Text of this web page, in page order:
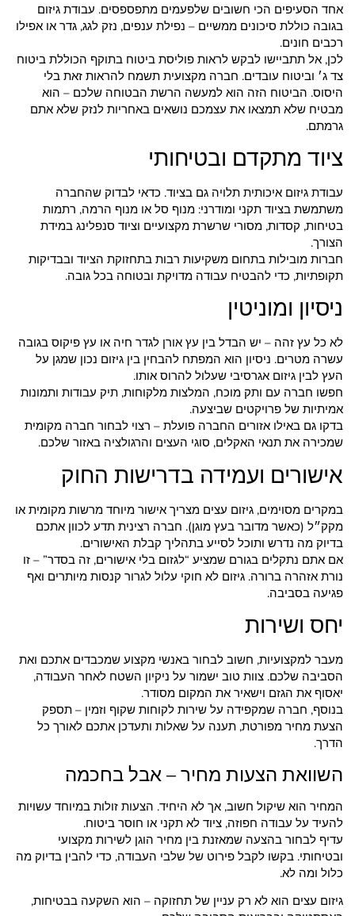
אחד הסעיפים הכי חשובים שלפעמים מתפספסים. עבודת גיזום
בגובה כוללת סיכונים ממשיים – נפילת ענפים, נזק לגג, גדר או אפילו
רכבים חונים.
לכן, אל תתביישו לבקש לראות פוליסת ביטוח בתוקף הכוללת ביטוח
צד ג׳ וביטוח עובדים. חברה מקצועית תשמח להראות זאת בלי
היסוס. הביטוח הזה הוא למעשה הרשת הבטוחה שלכם – הוא
מבטיח שלא תמצאו את עצמכם נושאים באחריות לנזק שלא אתם
גרמתם.
ציוד מתקדם ובטיחותי
עבודת גיזום איכותית תלויה גם בציוד. כדאי לבדוק שהחברה
משתמשת בציוד תקני ומודרני: מנוף סל או מנוף הרמה, רתמות
בטיחות, קסדות, מסורי שרשרת מקצועיים וציוד סנפלינג במידת
הצורך.
חברות מובילות בתחום משקיעות רבות בתחזוקת הציוד ובבדיקות
תקופתיות, כדי להבטיח עבודה מדויקת ובטוחה בכל גובה.
ניסיון ומוניטין
לא כל עץ זהה – יש הבדל בין עץ אורן לגדר חיה או עץ פיקוס בגובה
עשרה מטרים. ניסיון הוא המפתח להבחין בין גיזום נכון שמגן על
העץ לבין גיזום אגרסיבי שעלול להרוס אותו.
חפשו חברה עם ותק מוכח, המלצות מלקוחות, תיק עבודות ותמונות
אמיתיות של פרויקטים שביצעה.
בדקו גם באילו אזורים החברה פועלת – רצוי לבחור חברה מקומית
שמכירה את תנאי האקלים, סוגי העצים והרגולציה באזור שלכם.
אישורים ועמידה בדרישות החוק
במקרים מסוימים, גיזום עצים מצריך אישור מיוחד מרשות מקומית או
מקק״ל (כאשר מדובר בעץ מוגן). חברה רצינית תדע לכוון אתכם
בדיוק מה נדרש ותוכל לסייע בתהליך קבלת האישורים.
אם אתם נתקלים בגורם שמציע “לגזום בלי אישורים, זה בסדר” – זו
נורת אזהרה ברורה. גיזום לא חוקי עלול לגרור קנסות מיותרים ואף
פגיעה בסביבה.
יחס ושירות
מעבר למקצועיות, חשוב לבחור באנשי מקצוע שמכבדים אתכם ואת
הסביבה שלכם. צוות טוב ישמור על ניקיון השטח לאחר העבודה,
יאסוף את הגזם וישאיר את המקום מסודר.
בנוסף, חברה שמקפידה על שירות לקוחות שקוף וזמין – תספק
הצעת מחיר מפורטת, תענה על שאלות ותעדכן אתכם לאורך כל
הדרך.
השוואת הצעות מחיר – אבל בחכמה
המחיר הוא שיקול חשוב, אך לא היחיד. הצעות זולות במיוחד עשויות
להעיד על עבודה חפוזה, ציוד לא תקני או חוסר ביטוח.
עדיף לבחור בהצעה שמאזנת בין מחיר הוגן לשירות מקצועי
ובטיחותי. בקשו לקבל פירוט של שלבי העבודה, כדי להבין בדיוק מה
כלול ומה לא.
גיזום עצים הוא לא רק עניין של תחזוקה – הוא השקעה בבטיחות,